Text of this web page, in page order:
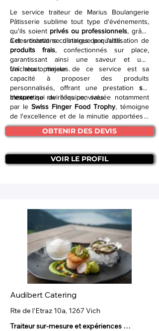
Le service traiteur de Marius Boulangerie
Pâtisserie sublime tout type d'événements,
qu'ils soient privés ou professionnels, grâce
à des créations culinaires de qualité.
Cet artisanat se distingue par l'utilisation de
produits frais, confectionnés sur place,
garantissant ainsi une saveur et une
fraîcheur optimales.
Un atout majeur de ce service est sa
capacité à proposer des produits
personnalisés, offrant une prestation sur
mesurequi ravira les convives.
L'expertise de l'équipe, saluée notamment
par le Swiss Finger Food Trophy, témoigne
de l'excellence et de la minutie apportées à
chaque commande.
OBTENIR DES DEVIS
VOIR LE PROFIL
Audibert Catering
Rte de l'Etraz 10a, 1267 Vich
Traiteur sur-mesure et expériences